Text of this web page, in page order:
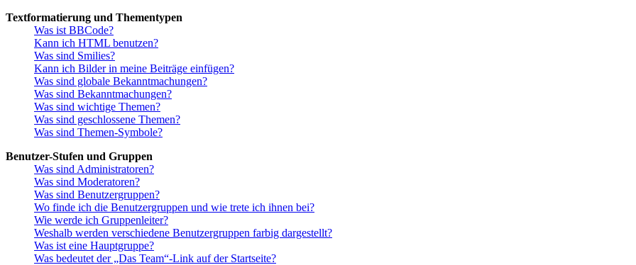
Textformatierung und Thementypen
Was ist BBCode?
Kann ich HTML benutzen?
Was sind Smilies?
Kann ich Bilder in meine Beiträge einfügen?
Was sind globale Bekanntmachungen?
Was sind Bekanntmachungen?
Was sind wichtige Themen?
Was sind geschlossene Themen?
Was sind Themen-Symbole?
Benutzer-Stufen und Gruppen
Was sind Administratoren?
Was sind Moderatoren?
Was sind Benutzergruppen?
Wo finde ich die Benutzergruppen und wie trete ich ihnen bei?
Wie werde ich Gruppenleiter?
Weshalb werden verschiedene Benutzergruppen farbig dargestellt?
Was ist eine Hauptgruppe?
Was bedeutet der „Das Team“-Link auf der Startseite?